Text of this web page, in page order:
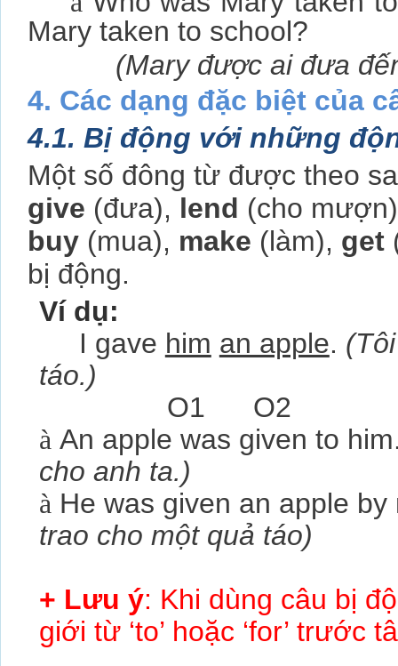
Mary taken to school?
(Mary được ai đưa
4. Các dạng đặc biệt của
4.1. Bị động với những
Một số đông từ được theo
give (đưa), lend (cho
buy (mua), make (làm), get
bị động.
Ví dụ:
I gave him an apple. (
táo.)
O1 O2
à An apple was given to
cho anh ta.)
à He was given an apple
trao cho một quả táo)
+ Lưu ý: Khi dùng câu bị
giới từ ‘to’ hoặc ‘for’ trước